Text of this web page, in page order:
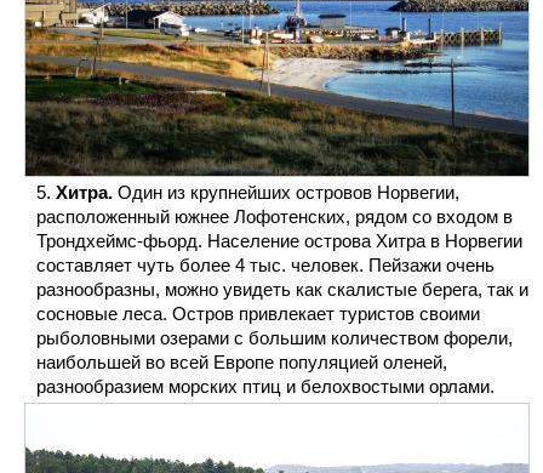
Хитра. Один из крупнейших островов Норвегии,
расположенный южнее Лофотенских, рядом со входом в
Трондхеймс-фьорд. Население острова Хитра в Норвегии
составляет чуть более 4 тыс. человек. Пейзажи очень
разнообразны, можно увидеть как скалистые берега, так и
сосновые леса. Остров привлекает туристов своими
рыболовными озерами с большим количеством форели,
наибольшей во всей Европе популяцией оленей,
разнообразием морских птиц и белохвостыми орлами.